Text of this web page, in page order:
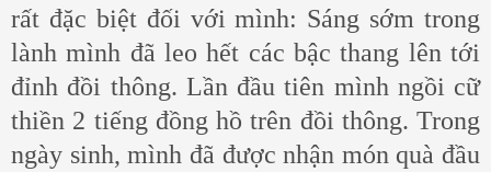
rất đặc biệt đối với mình: Sáng sớm trong
lành mình đã leo hết các bậc thang lên tới
đỉnh đồi thông. Lần đầu tiên mình ngồi cữ
thiền 2 tiếng đồng hồ trên đồi thông. Trong
ngày sinh, mình đã được nhận món quà đầu